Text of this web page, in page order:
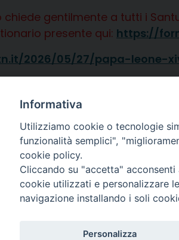
chiede gentilmente a tutti i
presente qui: https://
2026/05/27/papa-
Informativa
Utilizziamo cookie o tecnologie
funzionalità semplici",
cookie policy.
Cliccando su "accetta"
cookie utilizzati e personalizzare
navigazione installando i soli
Personalizza